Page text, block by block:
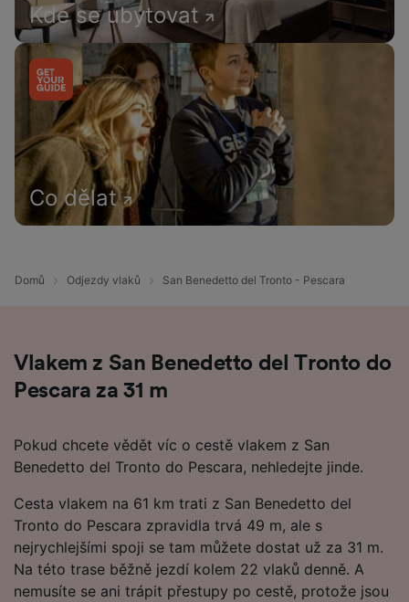
Kde se ubytovat
Co dělat
Domů Odjezdy vlaků San Benedetto del Tronto - Pescara
Vlakem z San Benedetto del Tronto do
Pescara za 31 m
Pokud chcete vědět víc o cestě vlakem z San
Benedetto del Tronto do Pescara, nehledejte jinde.
Cesta vlakem na 61 km trati z San Benedetto del
Tronto do Pescara zpravidla trvá 49 m, ale s
nejrychlejšími spoji se tam můžete dostat už za 31 m.
Na této trase běžně jezdí kolem 22 vlaků denně. A
nemusíte se ani trápit přestupy po cestě, protože jsou